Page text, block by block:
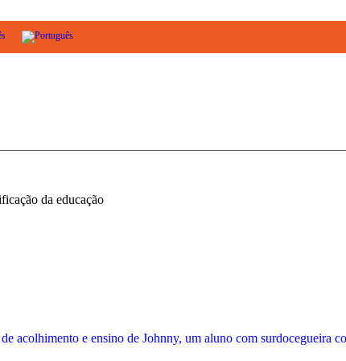
da educação
acolhimento e ensino de Johnny, um aluno com surdocegueira